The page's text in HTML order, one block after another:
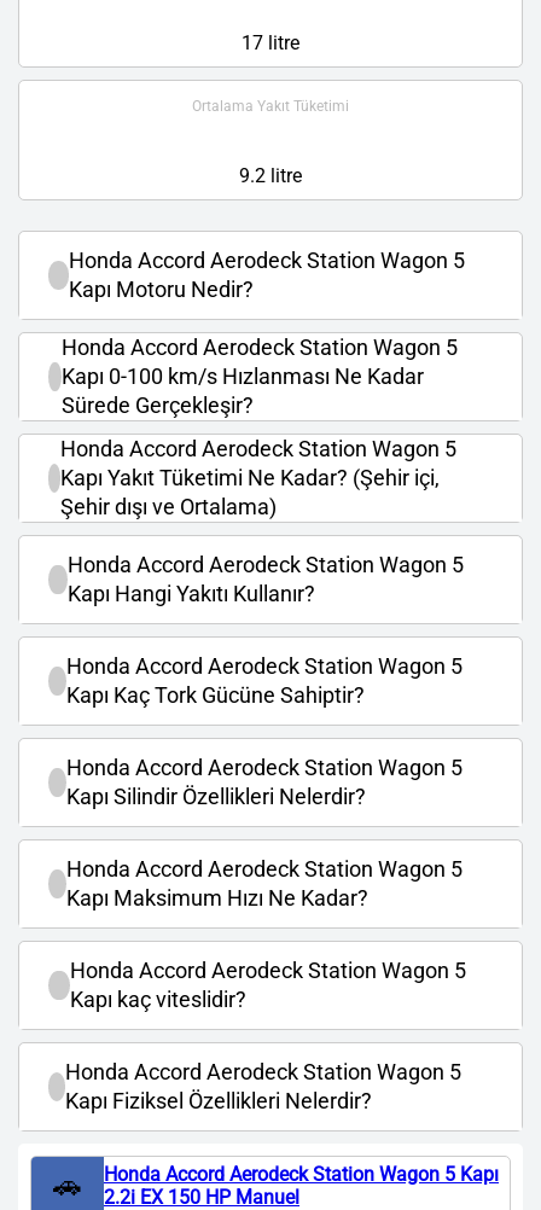
17 litre
Ortalama Yakıt Tüketimi
9.2 litre
Honda Accord Aerodeck Station Wagon 5
Kapı Motoru Nedir?
Honda Accord Aerodeck Station Wagon 5
Kapı 0-100 km/s Hızlanması Ne Kadar
Sürede Gerçekleşir?
Honda Accord Aerodeck Station Wagon 5
Kapı Yakıt Tüketimi Ne Kadar? (Şehir içi,
Şehir dışı ve Ortalama)
Honda Accord Aerodeck Station Wagon 5
Kapı Hangi Yakıtı Kullanır?
Honda Accord Aerodeck Station Wagon 5
Kapı Kaç Tork Gücüne Sahiptir?
Honda Accord Aerodeck Station Wagon 5
Kapı Silindir Özellikleri Nelerdir?
Honda Accord Aerodeck Station Wagon 5
Kapı Maksimum Hızı Ne Kadar?
Honda Accord Aerodeck Station Wagon 5
Kapı kaç viteslidir?
Honda Accord Aerodeck Station Wagon 5
Kapı Fiziksel Özellikleri Nelerdir?
🚗
Honda Accord Aerodeck Station Wagon 5 Kapı
2.2i EX 150 HP Manuel